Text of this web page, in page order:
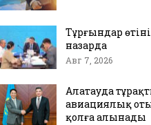
Тұрғындар
назарда
Авг 7, 2026
Алатауда
авиациялық
қолға алынады